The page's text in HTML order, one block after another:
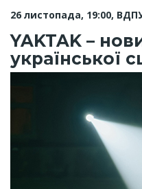
26 листопада, 19:00,
YAKTAK –
української